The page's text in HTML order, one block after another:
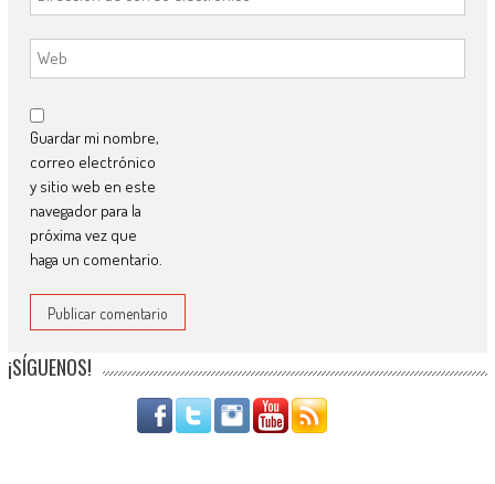
Guardar mi nombre,
correo electrónico
y sitio web en este
navegador para la
próxima vez que
haga un comentario.
¡SÍGUENOS!